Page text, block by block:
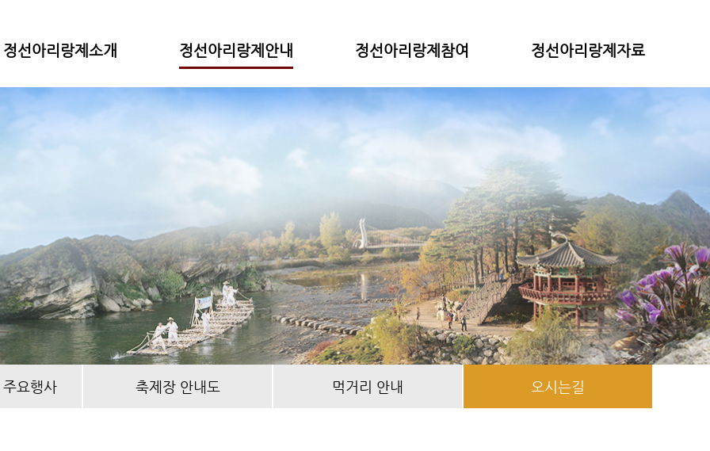
정선아리랑제소개 정선아리랑제안내 정선아리랑제참여 정선아리랑제자료
요행사 축제장 안내도 먹거리 안내 오시는길